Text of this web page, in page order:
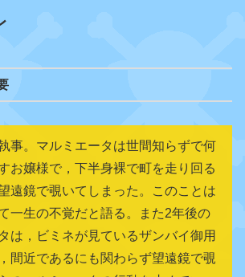
事。マルミエータは世間知らずで何
お嬢様で，下半身裸で町を走り回る
遠鏡で覗いてしまった。このことは
一生の不覚だと語る。また2年後の
は，ビミネが見ているザンバイ御用
間近であるにも関わらず望遠鏡で覗